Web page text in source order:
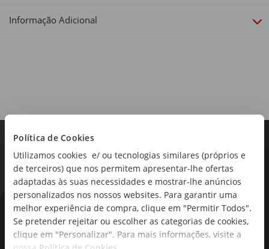
Política de Cookies
Utilizamos cookies e/ ou tecnologias similares (próprios e
de terceiros) que nos permitem apresentar-lhe ofertas
adaptadas às suas necessidades e mostrar-lhe anúncios
personalizados nos nossos websites. Para garantir uma
melhor experiência de compra, clique em "Permitir Todos".
Se pretender rejeitar ou escolher as categorias de cookies,
clique em "Personalizar". Para mais informações, visite a
Tipo de produto:
usarem como decoração em casa ou no escritório.
Peças:
749
Idade Recomendada:
+18 Anos
Dimensões:
Informação Adicional
As novidades mais frescas no
seu e-mail!